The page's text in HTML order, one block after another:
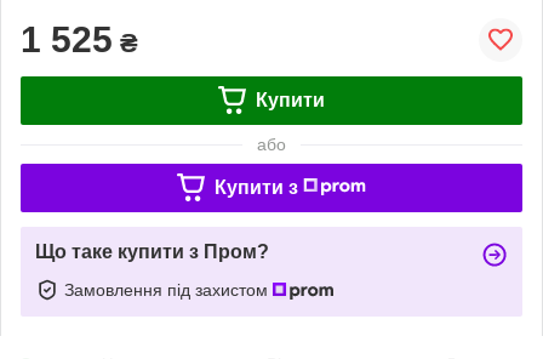
1 525 ₴
Купити
або
Купити з
Що таке купити з Пром?
Замовлення під захистом